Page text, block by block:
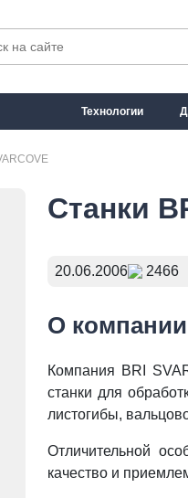
Технологии
Станки
20.06.2006 2466
О компании
Компания BRI
станки для
листогибы,
Отличительной
качество и